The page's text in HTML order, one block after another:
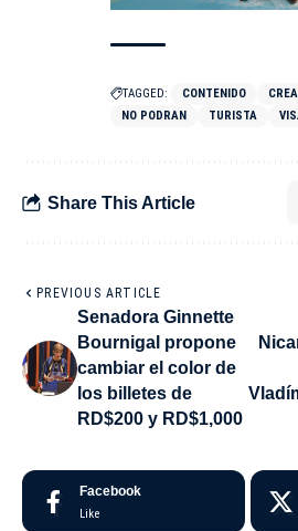
TAGGED: CONTENIDO
NO PODRAN
TURISTA
Share This Article
PREVIOUS ARTICLE
Senadora Ginnette
Bournigal propone
cambiar el color de
los billetes de
RD$200 y RD$1,000
Facebook
Like